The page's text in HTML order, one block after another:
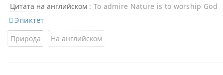
Цитата на английском : To admire Nature is to worship God
Эпиктет
Природа На английском